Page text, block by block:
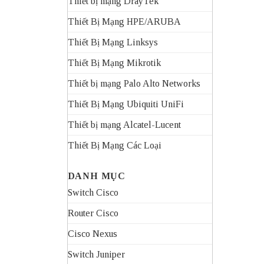
Thiết Bị Mạng HPE/ARUBA
Thiết Bị Mạng Linksys
Thiết Bị Mạng Mikrotik
Thiết bị mạng Palo Alto Networks
Thiết Bị Mạng Ubiquiti UniFi
Thiết bị mạng Alcatel-Lucent
Thiết Bị Mạng Các Loại
DANH MỤC
Switch Cisco
Router Cisco
Cisco Nexus
Switch Juniper